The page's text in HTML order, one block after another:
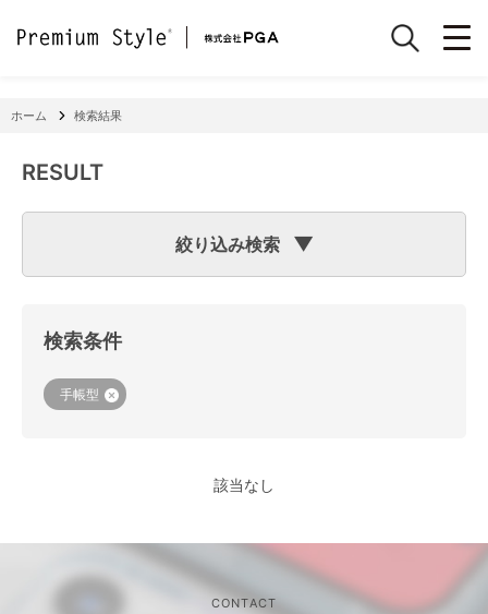
ホーム 検索結果
RESULT
絞り込み検索
ので、「適合機種
機種で検索する場合は、
検索条件
手帳型
該当なし
CONTACT